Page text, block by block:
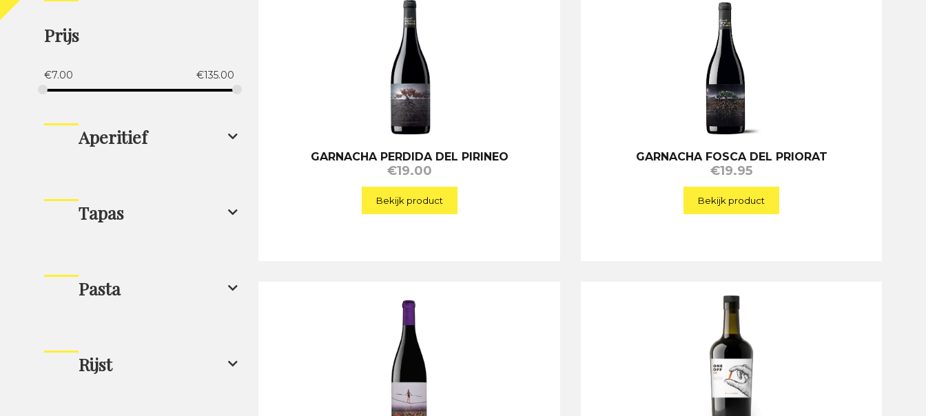
Prijs
€7.00 €135.00
Aperitief
Tapas
Pasta
Rijst
GARNACHA PERDIDA DEL PIRINEO
€19.00
Bekijk product
GARNACHA FOSCA DEL PRIORAT
€19.95
Bekijk product